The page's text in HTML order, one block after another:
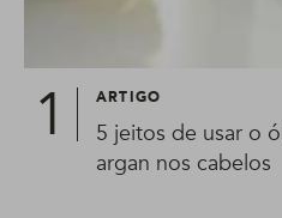
ARTIGO
5 jeitos de usar o
argan nos cabelos